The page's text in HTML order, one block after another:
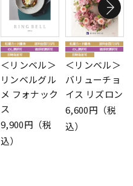
＜リンベル＞
リンベルグル
メ フォナック
ス
9,900円（税
込）
＜リンベル＞
バリューチョ
イス リズロン
6,600円（税
込）